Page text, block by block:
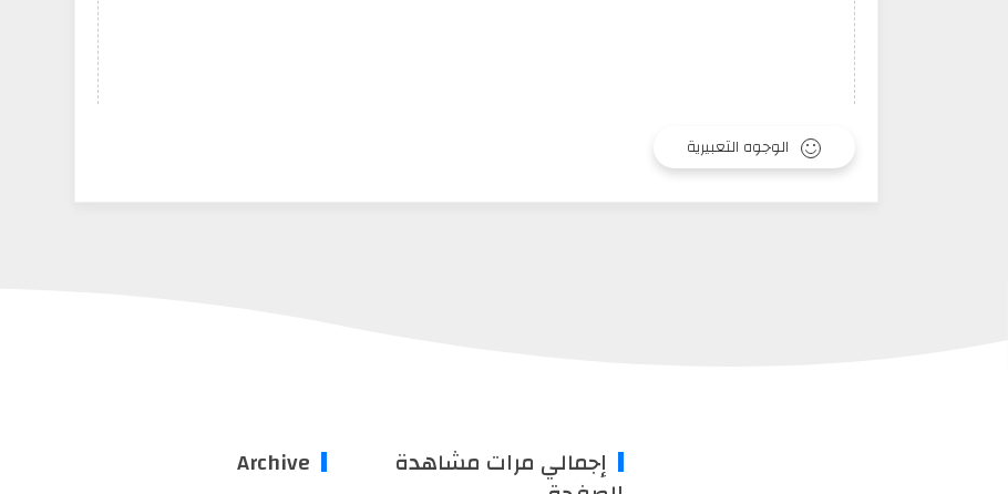
الوجوه التعبيرية
إجمالي مرات مشاهدة Archive